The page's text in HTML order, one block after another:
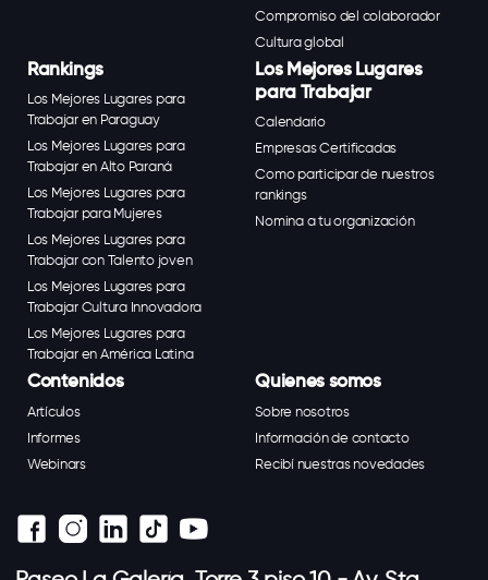
Compromiso del colaborador
Cultura global
Rankings
Los Mejores Lugares para
Trabajar en Paraguay
Los Mejores Lugares para
Trabajar en Alto Paraná
Los Mejores Lugares para
Trabajar para Mujeres
Los Mejores Lugares para
Trabajar con Talento joven
Los Mejores Lugares para
Trabajar Cultura Innovadora
Los Mejores Lugares para
Trabajar en América Latina
Los Mejores Lugares
para Trabajar
Calendario
Empresas Certificadas
Como participar de nuestros
rankings
Nomina a tu organización
Contenidos
Artículos
Informes
Webinars
Quienes somos
Sobre nosotros
Información de contacto
Recibí nuestras novedades